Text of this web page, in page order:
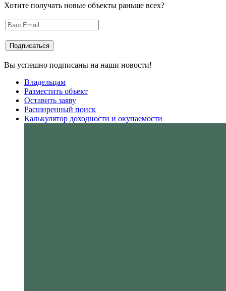
Хотите получать новые объекты раньше всех?
Вы успешно подписаны на наши новости!
Владельцам
Разместить объект
Оставить заяву
Расширенный поиск
Калькулятор доходности и окупаемости